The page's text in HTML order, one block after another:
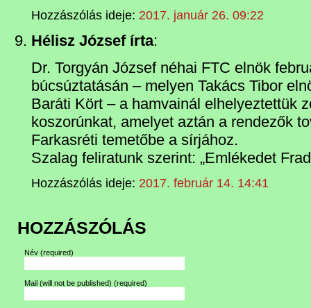
Hozzászólás ideje: 2017. január 26. 09:22
Hélisz József írta:
Dr. Torgyán József néhai FTC elnök
búcsúztatásán – melyen Takács Tibor
Baráti Kört – a hamvainál elhelyeztettük
koszorúnkat, amelyet aztán a rendezők
Farkasréti temetőbe a sírjához.
Szalag feliratunk szerint: „Emlékedet
Hozzászólás ideje: 2017. február 14. 14:41
HOZZÁSZÓLÁS
Név (required)
Mail (will not be published) (required)